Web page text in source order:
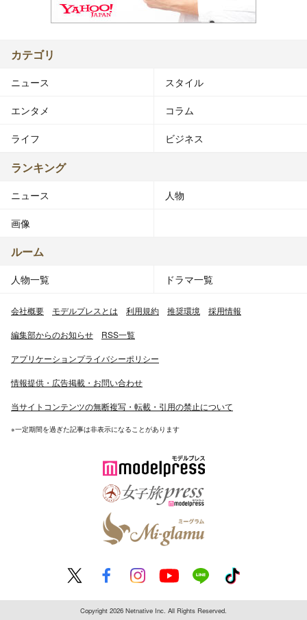
カテゴリ
ニュース スタイル
エンタメ コラム
ライフ ビジネス
ランキング
ニュース 人物
画像
ルーム
人物一覧 ドラマ一覧
会社概要 モデルプレスとは 利用規約 推奨環境 採用情報
編集部からのお知らせ RSS一覧
アプリケーションプライバシーポリシー
情報提供・広告掲載・お問い合わせ
当サイトコンテンツの無断複写・転載・引用の禁止について
※一定期間を過ぎた記事は非表示になることがあります
Copyright 2026 Netnative Inc. All Rights Reserved.